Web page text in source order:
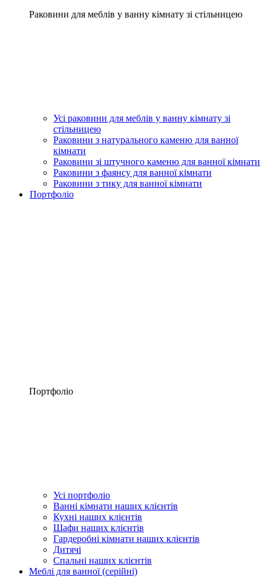
Раковини для меблів у ванну кімнату зі стільницею
Усі раковини для меблів у ванну кімнату зі
стільницею
Раковини з натурального каменю для ванної
кімнати
Раковини зі штучного каменю для ванної кімнати
Раковини з фаянсу для ванної кімнати
Раковини з тику для ванної кімнати
Портфоліо
Портфоліо
Усі портфоліо
Ванні кімнати наших клієнтів
Кухні наших клієнтів
Шафи наших клієнтів
Гардеробні кімнати наших клієнтів
Дитячі
Спальні наших клієнтів
Меблі для ванної (серійні)